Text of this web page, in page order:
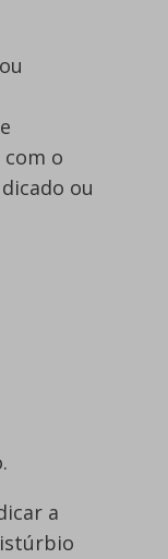
com o
ou
a